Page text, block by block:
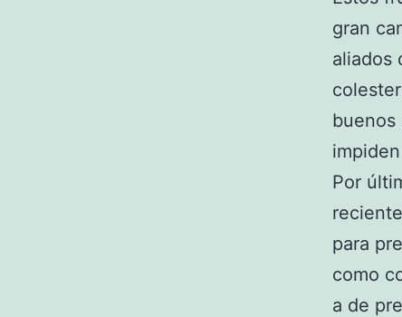
gran
aliados
buenos
Por
para
como
a de